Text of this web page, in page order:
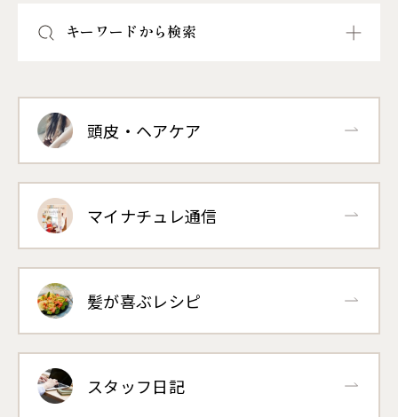
キーワードから検索
頭皮・ヘアケア
マイナチュレ通信
髪が喜ぶレシピ
スタッフ日記